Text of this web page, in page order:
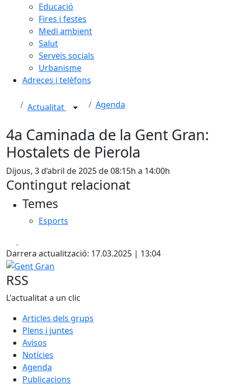
Educació
Fires i festes
Medi ambient
Salut
Serveis socials
Urbanisme
Adreces i telèfons
Actualitat Agenda
4a Caminada de la Gent Gran:
Hostalets de Pierola
Dijous, 3 d’abril de 2025 de 08:15h a 14:00h
Contingut relacionat
Temes
Esports
Darrera actualització: 17.03.2025 | 13:04
Gent Gran
RSS
L'actualitat a un clic
Articles dels grups
Plens i juntes
Avisos
Notícies
Agenda
Publicacions